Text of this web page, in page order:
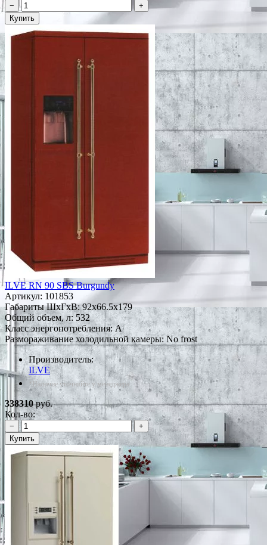
−
+
Купить
ILVE RN 90 SBS Burgundy
Артикул: 101853
Габариты ШxГxВ: 92x66.5x179
Общий объем, л: 532
Класс энергопотребления: A
Размораживание холодильной камеры: No frost
Производитель:
ILVE
*Наличие уточняйте у менеджера
338310руб.
Кол-во:
−
+
Купить